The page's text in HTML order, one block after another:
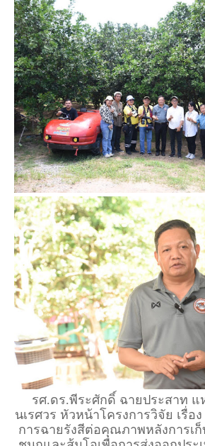
รศ.ดร.พีระศักดิ์ ฉายประสาท แ
นเรศวร หัวหน้าโครงการวิจัย เรื่อ
การฉายรังสีต่อคุณภาพหลังการเก็